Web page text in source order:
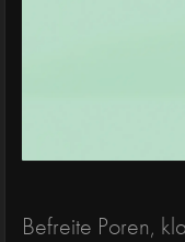
Befreite Poren,